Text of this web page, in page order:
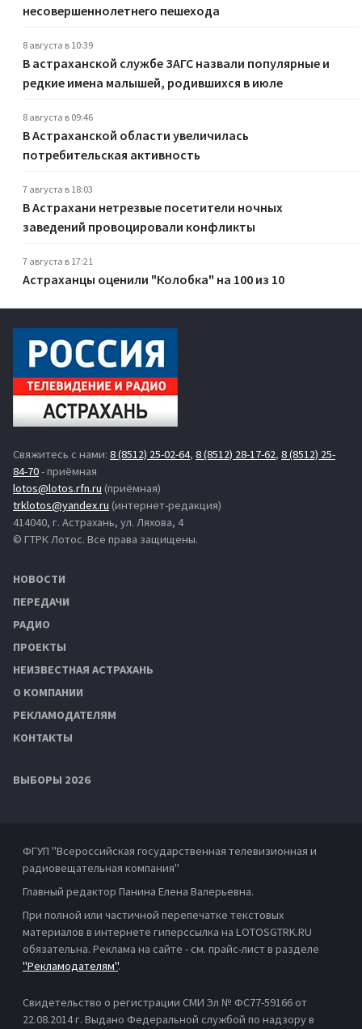
несовершеннолетнего пешехода
8 августа в 10:39
В астраханской службе ЗАГС назвали популярные и
редкие имена малышей, родившихся в июле
8 августа в 09:46
В Астраханской области увеличилась
потребительская активность
7 августа в 18:03
В Астрахани нетрезвые посетители ночных
заведений провоцировали конфликты
7 августа в 17:21
Астраханцы оценили "Колобка" на 100 из 10
Свяжитесь с нами: 8 (8512) 25-02-64, 8 (8512) 28-17-62, 8 (8512) 25-
84-70- приёмная
lotos@lotos.rfn.ru (приёмная)
trklotos@yandex.ru (интернет-редакция)
414040, г. Астрахань, ул. Ляхова, 4
© ГТРК Лотос. Все права защищены.
НОВОСТИ
ПЕРЕДАЧИ
РАДИО
ПРОЕКТЫ
НЕИЗВЕСТНАЯ АСТРАХАНЬ
О КОМПАНИИ
РЕКЛАМОДАТЕЛЯМ
КОНТАКТЫ
ВЫБОРЫ 2026
ФГУП "Всероссийская государственная телевизионная и
радиовещательная компания"
Главный редактор Панина Елена Валерьевна.
При полной или частичной перепечатке текстовых
материалов в интернете гиперссылка на LOTOSGTRK.RU
обязательна. Реклама на сайте - см. прайс-лист в разделе
"Рекламодателям".
Свидетельство о регистрации СМИ Эл № ФС77-59166 от
22.08.2014 г. Выдано Федеральной службой по надзору в